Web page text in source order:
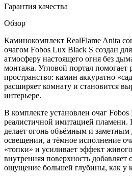
Гарантия качества
Обзор
Каминокомплект RealFlame Anita
очагом Fobos Lux Black S создан
атмосферу настоящего огня без
монтажа. Угловой портал помогает
пространство: камин аккуратно
расширяет комнату и становится
интерьере.
В комплекте установлен очаг
реалистичной имитацией пламени.
делает огонь объёмным и
освещении, а тёмное исполнение
«топки» и усиливает эффект
внутренняя поверхность добавляет
ощущение большей глубины, как у